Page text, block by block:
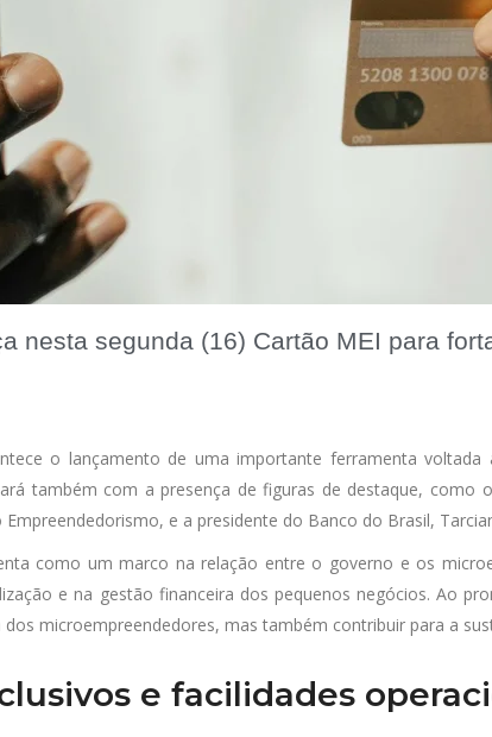
nesta segunda (16) Cartão MEI para
o lançamento de uma importante ferramenta
também com a presença de figuras de destaque, como
e a presidente do Banco do Brasil,
como um marco na relação entre o governo e os
e na gestão financeira dos pequenos negócios. Ao
microempreendedores, mas também contribuir para a
e facilidades